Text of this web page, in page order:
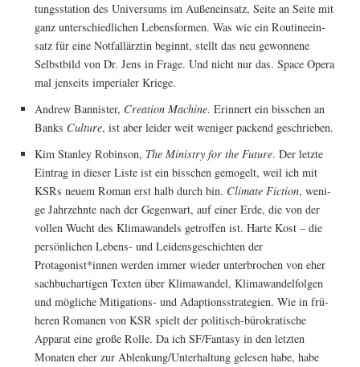
tungs­sta­ti­on des Uni­ver­sums im Außen­ein­satz, Sei­te an Sei­te mit
ganz unter­schied­li­chen Lebens­for­men. Was wie ein Rou­ti­ne­ein­
satz für eine Not­fall­ärz­tin beginnt, stellt das neu gewon­ne­ne
Selbst­bild von Dr. Jens in Fra­ge. Und nicht nur das. Space Ope­ra
mal jen­seits impe­ria­ler Kriege.
Andrew Ban­nis­ter, Crea­ti­on Machi­ne. Erin­nert ein biss­chen an
Banks Cul­tu­re, ist aber lei­der weit weni­ger packend geschrieben.
Kim Stan­ley Robin­son, The Minis­try for the Future. Der letz­te
Ein­trag in die­ser Lis­te ist ein biss­chen gemo­gelt, weil ich mit
KSRs neu­em Roman erst halb durch bin. Cli­ma­te Fic­tion, weni­
ge Jahr­zehn­te nach der Gegen­wart, auf einer Erde, die von der
vol­len Wucht des Kli­ma­wan­dels getrof­fen ist. Har­te Kost – die
per­sön­li­chen Lebens- und Lei­dens­ge­schich­ten der
Protagonist*innen wer­den immer wie­der unter­bro­chen von eher
sach­buch­ar­ti­gen Tex­ten über Kli­ma­wan­del, Kli­ma­wan­del­fol­gen
und mög­li­che Miti­ga­ti­ons- und Adap­ti­ons­stra­te­gien. Wie in frü­
he­ren Roma­nen von KSR spielt der poli­tisch-büro­kra­ti­sche
Appa­rat eine gro­ße Rol­le. Da ich SF/Fantasy in den letz­ten
Mona­ten eher zur Ablenkung/Unterhaltung gele­sen habe, habe